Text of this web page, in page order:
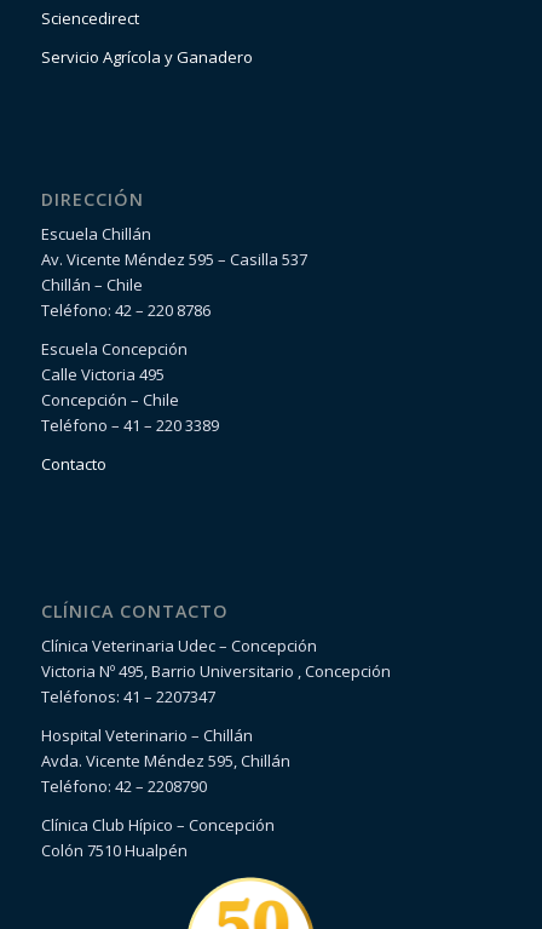
Sciencedirect
Servicio Agrícola y Ganadero
DIRECCIÓN
Escuela Chillán
Av. Vicente Méndez 595 – Casilla 537
Chillán – Chile
Teléfono: 42 – 220 8786
Escuela Concepción
Calle Victoria 495
Concepción – Chile
Teléfono – 41 – 220 3389
Contacto
CLÍNICA CONTACTO
Clínica Veterinaria Udec – Concepción
Victoria Nº 495, Barrio Universitario , Concepción
Teléfonos: 41 – 2207347
Hospital Veterinario – Chillán
Avda. Vicente Méndez 595, Chillán
Teléfono: 42 – 2208790
Clínica Club Hípico – Concepción
Colón 7510 Hualpén